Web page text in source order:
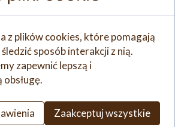
i suchego naczynia
pokruszone drożdże, mąkę i
minuty/funkcja wyrabianie
Ciasto przełożyć do innego
bawełnianą ściereczką,
rozgrzaną i natłuszczoną
porcje ciasta. Smażyć na
z plików cookies, które pomagają
sposób interakcji z nią.
zapewnić lepszą i
Zaakceptuj wszystkie